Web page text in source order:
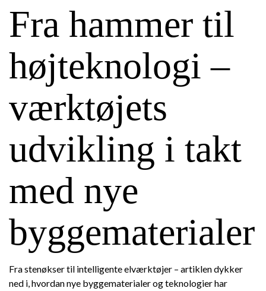
Fra hammer til
højteknologi –
værktøjets
udvikling i takt
med nye
byggematerialer
Fra stenøkser til intelligente elværktøjer – artiklen dykker
ned i, hvordan nye byggematerialer og teknologier har